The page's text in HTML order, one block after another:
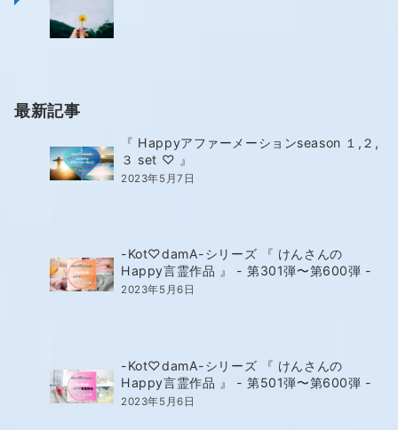
最新記事
『 Happyアファーメーションseason １,２,
３ set ♡ 』
2023年5月7日
-Kot♡damA-シリーズ 『 けんさんの
Happy言霊作品 』 - 第301弾〜第600弾 -
2023年5月6日
-Kot♡damA-シリーズ 『 けんさんの
Happy言霊作品 』 - 第501弾〜第600弾 -
2023年5月6日